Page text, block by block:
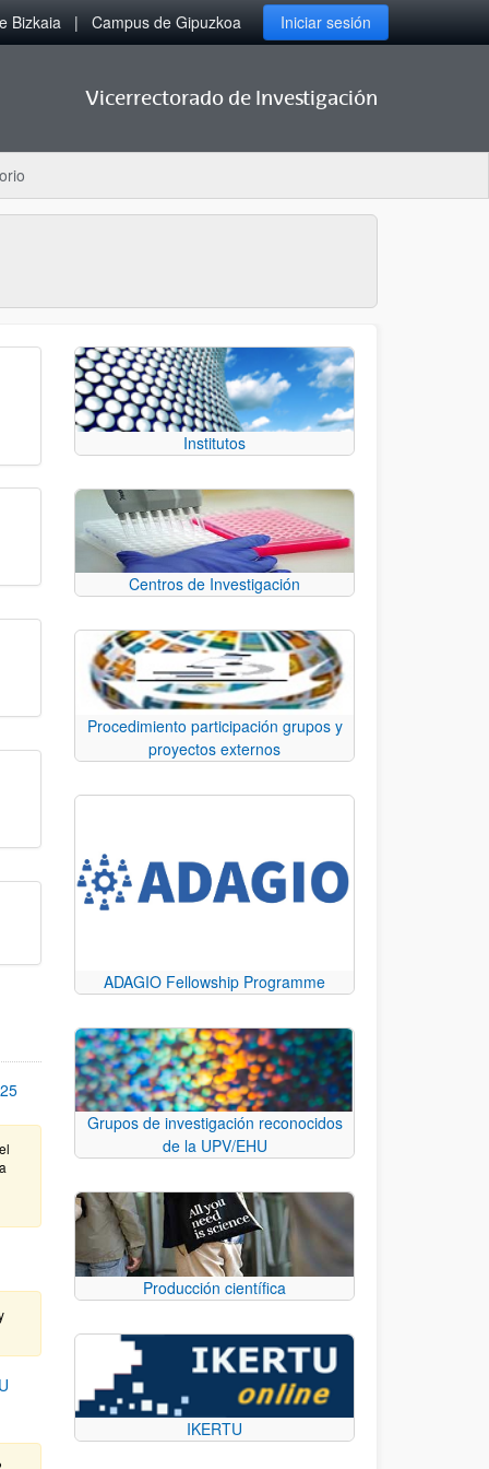
Bizkaia Campus de Gipuzkoa Iniciar sesión
Vicerrectorado de Investigación
Institutos
Centros de Investigación
Procedimiento participación grupos y
proyectos externos
ADAGIO Fellowship Programme
Grupos de investigación reconocidos
de la UPV/EHU
Producción científica
IKERTU